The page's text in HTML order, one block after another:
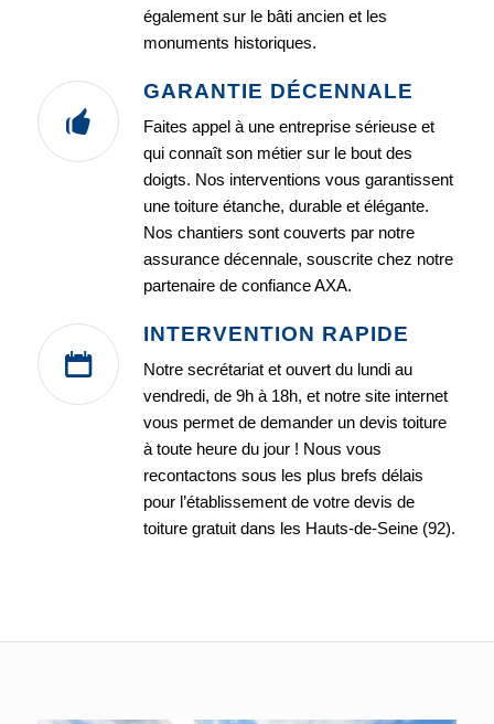
également sur le bâti ancien et les
monuments historiques.
GARANTIE DÉCENNALE
Faites appel à une entreprise sérieuse et
qui connaît son métier sur le bout des
doigts. Nos interventions vous garantissent
une toiture étanche, durable et élégante.
Nos chantiers sont couverts par notre
assurance décennale, souscrite chez notre
partenaire de confiance AXA.
INTERVENTION RAPIDE
Notre secrétariat et ouvert du lundi au
vendredi, de 9h à 18h, et notre site internet
vous permet de demander un devis toiture
à toute heure du jour ! Nous vous
recontactons sous les plus brefs délais
pour l’établissement de votre devis de
toiture gratuit dans les Hauts-de-Seine (92).